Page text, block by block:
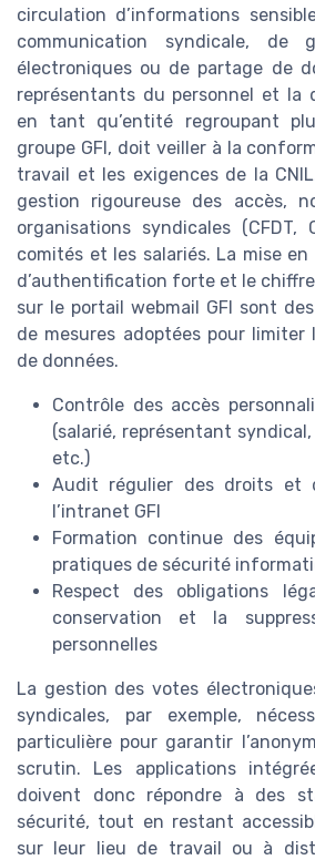
circulation d’informations
communication syndicale, de
électroniques ou de partage de
représentants du personnel et la
en tant qu’entité regroupant
groupe GFI, doit veiller à la
travail et les exigences de la
gestion rigoureuse des accès,
organisations syndicales (CFDT,
comités et les salariés. La mise
d’authentification forte et le
sur le portail webmail GFI sont
de mesures adoptées pour
de données.
Contrôle des accès
(salarié, représentant
etc.)
Audit régulier des droits et
l’intranet GFI
Formation continue des
pratiques de sécurité
Respect des obligations
conservation et la
personnelles
La gestion des votes
syndicales, par exemple,
particulière pour garantir
scrutin. Les applications
doivent donc répondre à des
sécurité, tout en restant
sur leur lieu de travail ou à